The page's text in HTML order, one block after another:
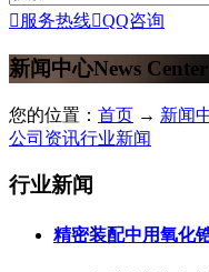
 服务热线QQ咨询
新闻中心News Center
您的位置： 首页 → 新闻
公司资讯行业新闻
行业新闻
精密装配中用氧化